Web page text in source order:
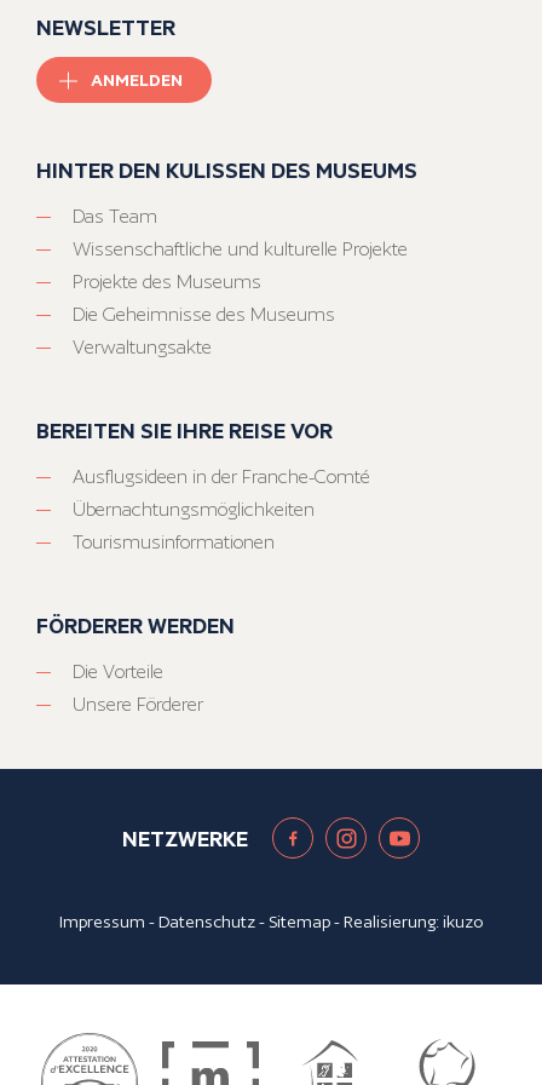
NEWSLETTER
ANMELDEN
HINTER DEN KULISSEN DES MUSEUMS
Das Team
Wissenschaftliche und kulturelle Projekte
Projekte des Museums
Die Geheimnisse des Museums
Verwaltungsakte
BEREITEN SIE IHRE REISE VOR
Ausflugsideen in der Franche-Comté
Übernachtungsmöglichkeiten
Tourismusinformationen
FÖRDERER WERDEN
Die Vorteile
Unsere Förderer
NETZWERKE
Impressum -Datenschutz- Sitemap- Realisierung:ikuzo